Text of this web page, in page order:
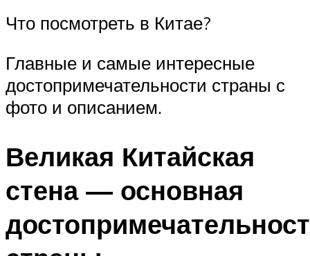
Что посмотреть в Китае?
Главные и самые интересные
достопримечательности страны с
фото и описанием.
Великая Китайская
стена — основная